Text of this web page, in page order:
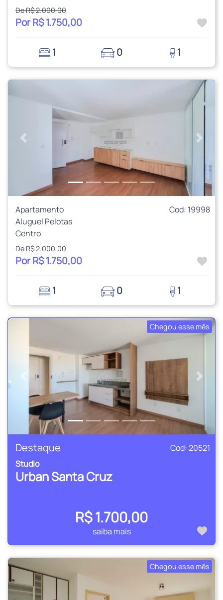
De R$ 2.000,00
Por R$ 1.750,00
1 0 1
Anterior
Apartamento
Cod: 19998
Aluguel Pelotas
Centro
De R$ 2.000,00
Por R$ 1.750,00
1 0 1
Chegou esse mês
Anterior
Destaque
Cod: 20521
Studio
Urban Santa Cruz
R$ 1.700,00
saiba mais
Chegou esse mês